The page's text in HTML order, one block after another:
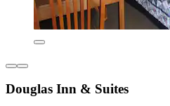
Douglas Inn & Suites